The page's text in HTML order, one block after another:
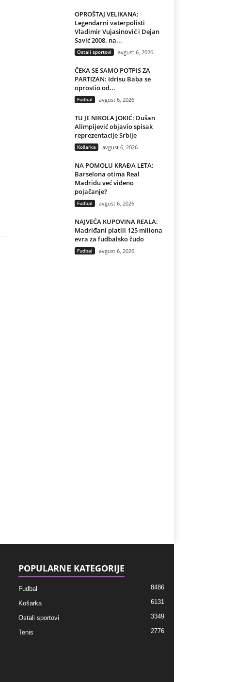
OPROŠTAJ VELIKANA:
Legendarni vaterpolisti
Vladimir Vujasinović i Dejan
Savić 2008. na...
Ostali sportovi avgust 6, 2026
ČEKA SE SAMO POTPIS ZA
PARTIZAN: Idrisu Baba se
oprostio od...
Fudbal avgust 6, 2026
TU JE NIKOLA JOKIĆ: Dušan
Alimpijević objavio spisak
reprezentacije Srbije
Košarka avgust 6, 2026
NA POMOLU KRAĐA LETA:
Barselona otima Real
Madridu već viđeno
pojačanje?
Fudbal avgust 6, 2026
NAJVEĆA KUPOVINA REALA:
Madriđani platili 125 miliona
evra za fudbalsko čudo
Fudbal avgust 6, 2026
POPULARNE KATEGORIJE
Fudbal 8486
Košarka 6131
Ostali sportovi 3349
Tenis 2776